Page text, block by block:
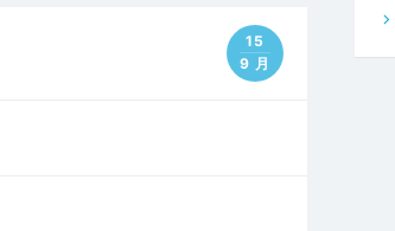
15
9 月